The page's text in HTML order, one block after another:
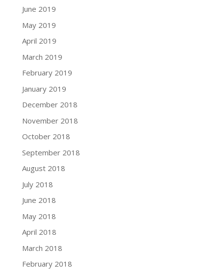
June 2019
May 2019
April 2019
March 2019
February 2019
January 2019
December 2018
November 2018
October 2018
September 2018
August 2018
July 2018
June 2018
May 2018
April 2018
March 2018
February 2018